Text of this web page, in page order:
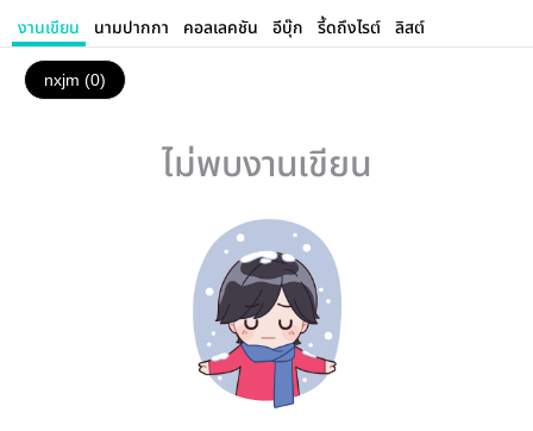
งานเขียน นามปากกา คอลเลคชัน อีบุ๊ก รี้ดถึงไรต์ ลิสต์
nxjm (0)
ไม่พบงานเขียน